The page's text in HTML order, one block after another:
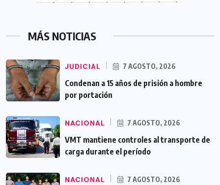
MÁS NOTICIAS
JUDICIAL 7 AGOSTO, 2026
Condenan a 15 años de prisión a hombre
por portación
NACIONAL 7 AGOSTO, 2026
VMT mantiene controles al transporte de
carga durante el período
NACIONAL 7 AGOSTO, 2026